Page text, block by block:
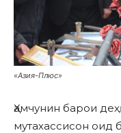
«Азия-Плюс»
Ҳамчунин барои
мутахассисон оид